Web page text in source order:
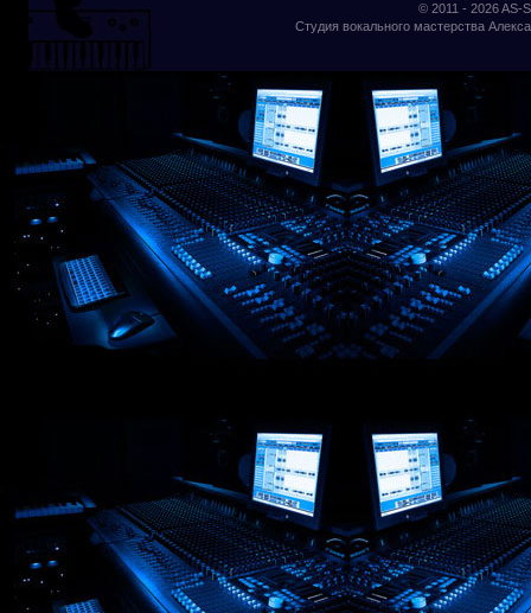
© 2011 - 2026AS-
Студия вокального мастерства